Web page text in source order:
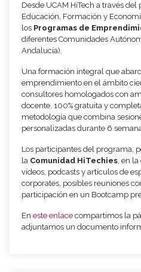
Desde UCAM HiTech a través del
Educación, Formación y
los Programas de
diferentes Comunidades
Andalucía).
Una formación integral que
emprendimiento en el ámbito
consultores homologados con
docente. 100% gratuita y
metodología que combina
personalizadas durante 6
Los participantes del programa,
la Comunidad HiTechies, en
vídeos, podcasts y artículos de
corporates, posibles reuniones
participación en un Bootcamp
En este enlace compartimos la
adjuntamos un documento